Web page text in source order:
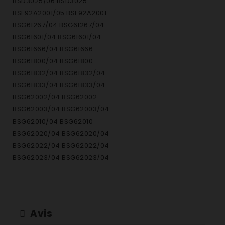
BSF92A2001/05 BSF92A2001
BSG61267/04 BSG61267/04
BSG61601/04 BSG61601/04
BSG61666/04 BSG61666
BSG61800/04 BSG61800
BSG61832/04 BSG61832/04
BSG61833/04 BSG61833/04
BSG62002/04 BSG62002
BSG62003/04 BSG62003/04
BSG62010/04 BSG62010
BSG62020/04 BSG62020/04
BSG62022/04 BSG62022/04
BSG62023/04 BSG62023/04
BSG71466/07 BSG71466/07
Avis